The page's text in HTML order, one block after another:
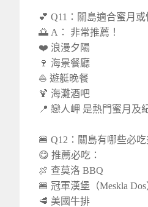
💕 Q11：關島適合蜜月
🌅 A： 非常推薦！
❤️ 浪漫夕陽
🍷 海景餐廳
⛵ 遊艇晚餐
🍹 海灘酒吧
📍 戀人岬 是熱門蜜月及
🍔 Q12：關島有哪些必
😋 推薦必吃：
🍖 查莫洛 BBQ
🍔 冠軍漢堡（Meskla Dos
🥩 美國牛排